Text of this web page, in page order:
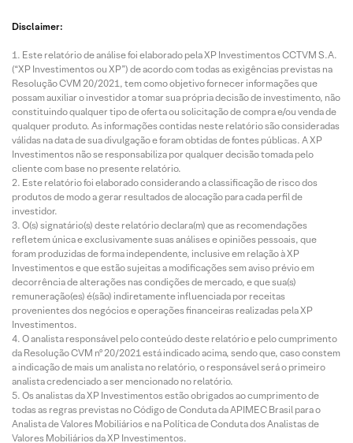
Disclaimer:
Este relatório de análise foi elaborado pela XP Investimentos CCTVM S.A.
(“XP Investimentos ou XP”) de acordo com todas as exigências previstas na
Resolução CVM 20/2021, tem como objetivo fornecer informações que
possam auxiliar o investidor a tomar sua própria decisão de investimento, não
constituindo qualquer tipo de oferta ou solicitação de compra e/ou venda de
qualquer produto. As informações contidas neste relatório são consideradas
válidas na data de sua divulgação e foram obtidas de fontes públicas. A XP
Investimentos não se responsabiliza por qualquer decisão tomada pelo
cliente com base no presente relatório.
Este relatório foi elaborado considerando a classificação de risco dos
produtos de modo a gerar resultados de alocação para cada perfil de
investidor.
O(s) signatário(s) deste relatório declara(m) que as recomendações
refletem única e exclusivamente suas análises e opiniões pessoais, que
foram produzidas de forma independente, inclusive em relação à XP
Investimentos e que estão sujeitas a modificações sem aviso prévio em
decorrência de alterações nas condições de mercado, e que sua(s)
remuneração(es) é(são) indiretamente influenciada por receitas
provenientes dos negócios e operações financeiras realizadas pela XP
Investimentos.
O analista responsável pelo conteúdo deste relatório e pelo cumprimento
da Resolução CVM nº 20/2021 está indicado acima, sendo que, caso constem
a indicação de mais um analista no relatório, o responsável será o primeiro
analista credenciado a ser mencionado no relatório.
Os analistas da XP Investimentos estão obrigados ao cumprimento de
todas as regras previstas no Código de Conduta da APIMEC Brasil para o
Analista de Valores Mobiliários e na Política de Conduta dos Analistas de
Valores Mobiliários da XP Investimentos.